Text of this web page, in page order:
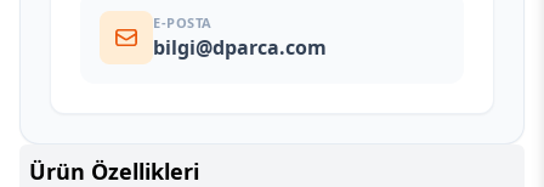
E-POSTA
bilgi@dparca.com
Ürün Özellikleri